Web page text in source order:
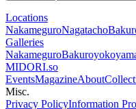
Locations
NakameguroNagatacho
Galleries
Nakameguro
MIDORI.so
EventsMagazineAbout
Misc.
Privacy PolicyInformation